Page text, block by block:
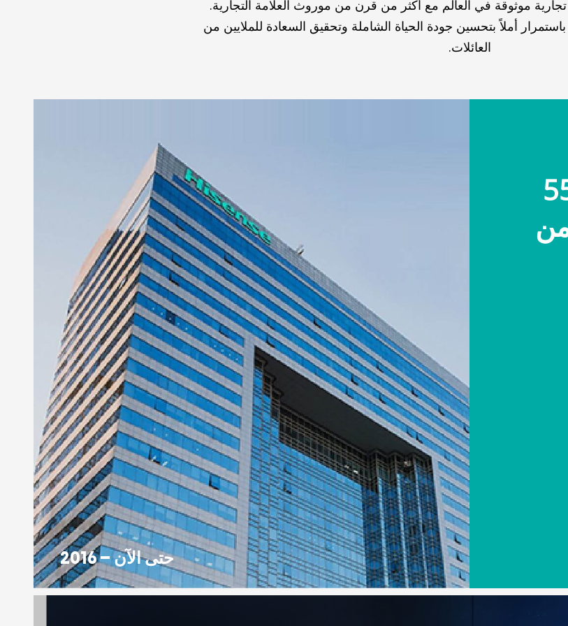
موثوقة في العالم مع أكثر من قرن من موروث العلامة التجارية.
باستمرار أملاً بتحسين جودة الحياة الشاملة وتحقيق السعادة للملايين من
العائلات.
بتأسيس 55
حتى الآن – 2016